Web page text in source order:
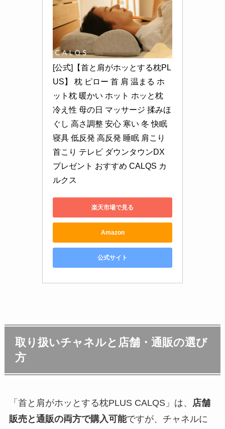
[公式]【首と肩がホッとする枕PL
US】 枕 ピロー 首 肩 温まる ホ
ット枕 暖かい ホット ホッと枕
冷え性 母の日 マッサージ 揉みほ
ぐし 高さ調整 安心 寒い 冬 快眠
寝具 低反発 高反発 睡眠 肩こり
首こり テレビ ダウンタウンDX
プレゼント おすすめ CALQS カ
ルクス
楽天市場で見る
Amazon
公式サイト
取り扱いチャネルと店舗・通販の選び
方
「首と肩がホッとする枕PLUS CALQS」は、
店舗
販売と通販の両方で購入可能ですが、チャネルに